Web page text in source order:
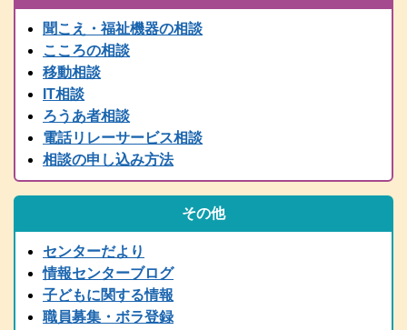
2025.03.21
2024（令和6）年度 全国統一要約筆記者認定試験合格者発表
2025.03.15
令和７年度 手話通訳者養成講座（通訳Ⅰ・通訳Ⅱ）の案内を掲載
しました。
2024.03.01
2024（令和6）年度手話通訳者全国統一試験合格者発表
2025.02.07
令和７年度 難聴者向けの各種講座を掲載しました。
年末年始は、１２/２９～１/３まで閉館します。
2024.11.13
行政職員向け防災学習会リアルタイム配信（11/14 PM2:00～）
2024.11.05
2024(R6)年度 全国統一要約筆記者認定試験の受験案内を掲載しまし
聞こえ・福祉機器の相談
こころの相談
移動相談
IT相談
ろうあ者相談
電話リレーサービス相談
相談の申し込み方法
その他
センターだより
情報センターブログ
子どもに関する情報
職員募集・ボラ登録